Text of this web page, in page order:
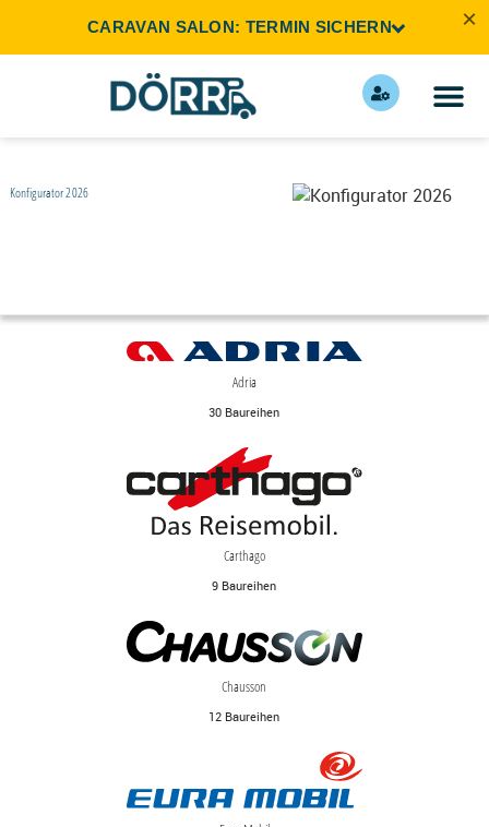
CARAVAN SALON: TERMIN SICHERN ×